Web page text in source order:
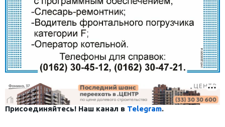
Присоединяйтесь! Наш канал в Telegram.